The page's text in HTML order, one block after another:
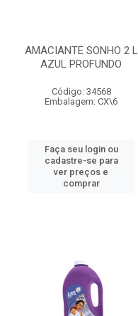
AMACIANTE SONHO 2 L
AZUL PROFUNDO
Código: 34568
Embalagem: CX\6
Faça seu login ou
cadastre-se para
ver preços e
comprar